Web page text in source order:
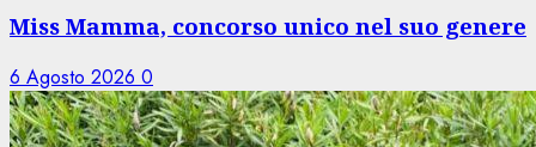
Miss Mamma, concorso unico nel suo genere
6 Agosto 2026 0